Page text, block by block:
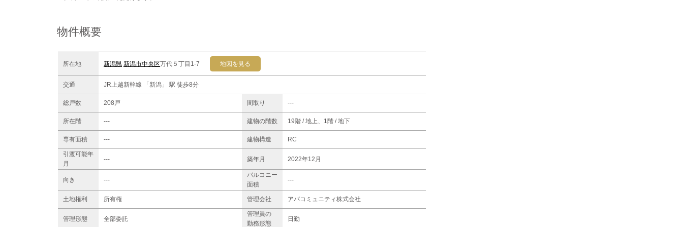
物件概要
所在地 新潟県 新潟市中央区万代５丁目1-7 地図を見る
交通 JR上越新幹線 「新潟」 駅 徒歩8分
総戸数 208戸 間取り ---
所在階 --- 建物の階数 19階 / 地上、1階 / 地下
専有面積 --- 建物構造 RC
引渡可能年
月
--- 築年月 2022年12月
向き ---
バルコニー
面積
---
土地権利 所有権 管理会社 アパコミュニティ株式会社
管理形態 全部委託
管理員の
勤務形態
日勤